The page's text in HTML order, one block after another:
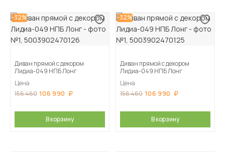
-32%
Диван прямой с декором
Лидиа-049 НПБ Лонг
Цена
156 460 106 990
В корзину
-32%
Диван прямой с декором
Лидиа-049 НПБ Лонг
Цена
156 460 106 990
В корзину